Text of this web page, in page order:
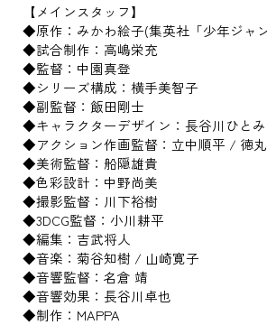
【メインスタッフ】
◆原作：みかわ絵子(集英社「少年ジャ
◆試合制作：高嶋栄充
◆監督：中園真登
◆シリーズ構成：横手美智子
◆副監督：飯田剛士
◆キャラクターデザイン：長谷川ひとみ
◆アクション作画監督：立中順平 / 徳
◆美術監督：船隠雄貴
◆色彩設計：中野尚美
◆撮影監督：川下裕樹
◆3DCG監督：小川耕平
◆編集：吉武将人
◆音楽：菊谷知樹 / 山崎寛子
◆音響監督：名倉 靖
◆音響効果：長谷川卓也
◆制作：MAPPA